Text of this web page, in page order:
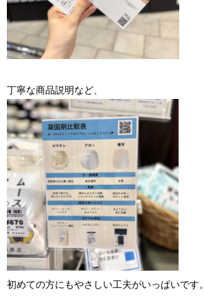
丁寧な商品説明など、
初めての方にもやさしい工夫がいっぱいです。